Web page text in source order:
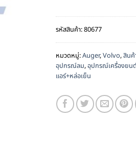
รหัสสินค้า:80677
หมวดหมู่:Auger,Volvo,สิน
อุปกรณ์ลม,อุปกรณ์เครื่องยน
แอร์+หล่อเย็น